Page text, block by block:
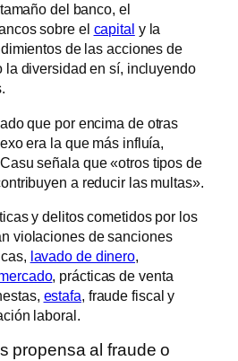
del banco, el
sobre el capital y la
de las acciones de
la diversidad en sí, incluyendo
que por encima de otras
era la que más influía,
señala que «otros tipos de
a reducir las multas».
y delitos cometidos por los
violaciones de sanciones
lavado de dinero,
, prácticas de venta
estafa, fraude fiscal y
laboral.
propensa al fraude o